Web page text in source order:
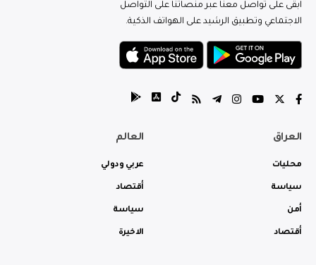
ابقى على تواصل معنا عبر منصاتنا على التواصل
الاجتماعي وتطبيق الرشيد على الهواتف الذكية.
العراق
محليات
سياسة
أمن
أقتصاد
العالم
عربي ودولي
أقتصاد
سياسة
الاخيرة